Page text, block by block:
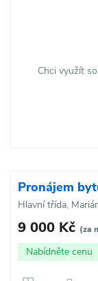
Chci využít
Pronájem
Hlavní třída,
9 000 Kč (za
Nabídněte cenu